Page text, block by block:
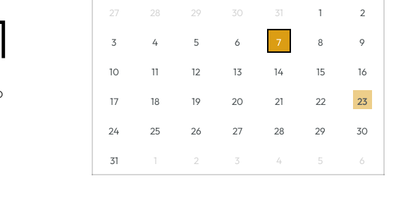
27 28 29 30 31 1 2
3 4 5 6 7 8 9
10 11 12 13 14 15 16
17 18 19 20 21 22 23
24 25 26 27 28 29 30
31 1 2 3 4 5 6